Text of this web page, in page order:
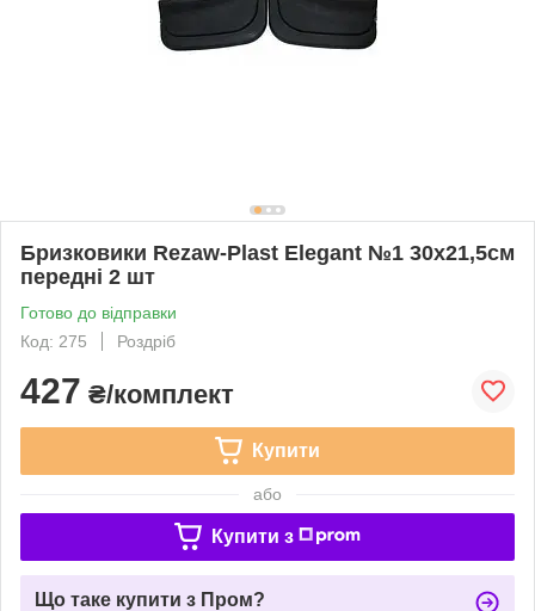
Бризковики Rezaw-Plast Elegant №1 30х21,5см
передні 2 шт
Готово до відправки
Код: 275
Роздріб
427 ₴/комплект
Купити
або
Купити з
Що таке купити з Пром?